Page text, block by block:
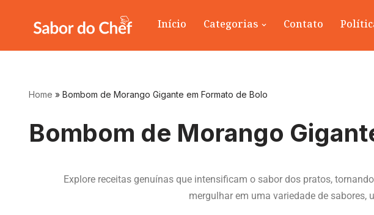
Pular
para
Início Categorias Contato
Home » Bombom de Morango Gigante em Formato de Bolo
Bombom de Morango
Explore receitas genuínas que intensificam o sabor dos pratos,
mergulhar em uma variedade de